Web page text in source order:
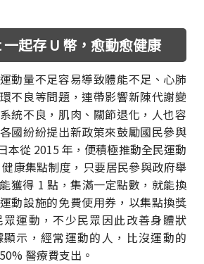
起存 U 幣，愈動愈健康
動量不足容易導致體能不足、心肺
不良等問題，連帶影響新陳代謝變
統不良，肌肉、關節退化，人也容
國紛紛提出新政策來鼓勵國民參與
本從 2015 年，便積極推動全民運動
康集點制度，只要居民參與政府舉
獲得 1 點，集滿一定點數，就能換
動設施的免費使用券，以集點換獎
運動，不少民眾因此改善身體狀
示，經常運動的人，比沒運動的
醫療費支出。